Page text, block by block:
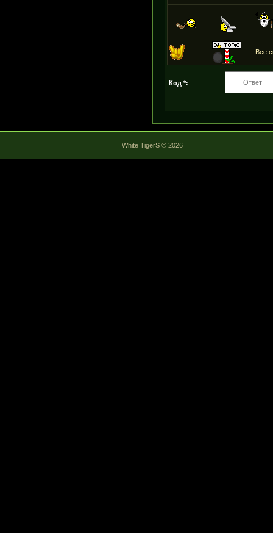
Все
Код *:
White TigerS © 2026